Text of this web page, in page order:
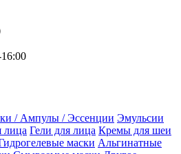
/ Ампулы / Эссенции Эмульсии
лица Гели для лица Кремы для шеи
маски Альгинатные